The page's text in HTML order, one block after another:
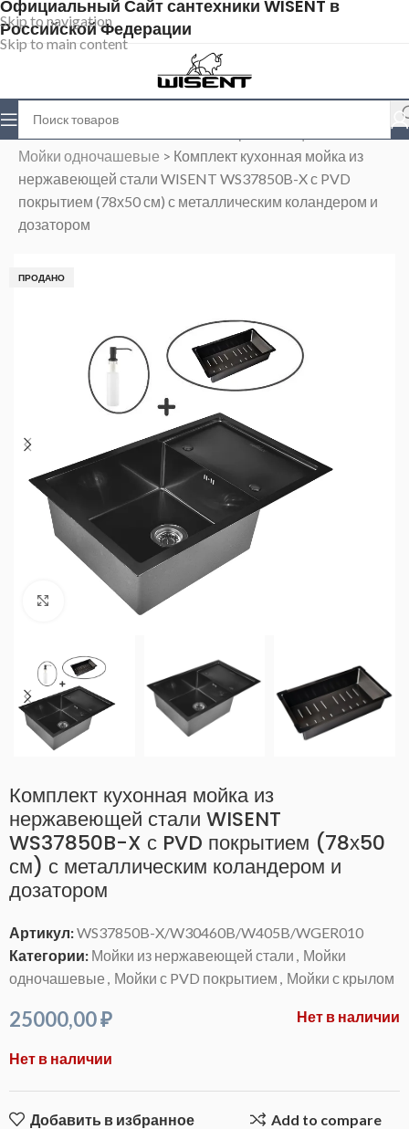
Skip to navigation
Skip to main content
Официальный Сайт сантехники WISENT в
Российской Федерации
Магазин
Мойки одночашевые > Комплект кухонная мойка из
нержавеющей стали WISENT WS37850B-X с PVD
покрытием (78х50 см) с металлическим коландером и
дозатором
ПРОДАНО
Нажмите, чтобы увеличить
Комплект кухонная мойка из
нержавеющей стали WISENT
WS37850B-X с PVD покрытием (78х50
см) с металлическим коландером и
дозатором
Артикул:WS37850B-X/W30460B/W405B/WGER010
Категории: Мойки из нержавеющей стали , Мойки
одночашевые , Мойки с PVD покрытием , Мойки с крылом
25000,00₽ Нет в наличии
Нет в наличии
Добавить в избранное Add to compare